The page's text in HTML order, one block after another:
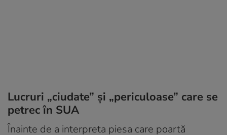
Lucruri „ciudate” și „periculoase” care se
petrec în SUA
Înainte de a interpreta piesa care poartă